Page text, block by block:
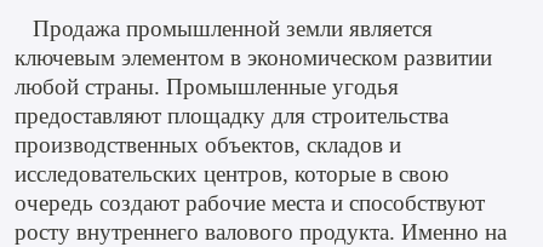
Продажа промышленной земли является
ключевым элементом в экономическом развитии
любой страны. Промышленные угодья
предоставляют площадку для строительства
производственных объектов, складов и
исследовательских центров, которые в свою
очередь создают рабочие места и способствуют
росту внутреннего валового продукта. Именно на